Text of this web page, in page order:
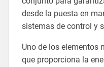
desde la puesta en
sistemas de control y
Uno de los elementos
que proporciona la